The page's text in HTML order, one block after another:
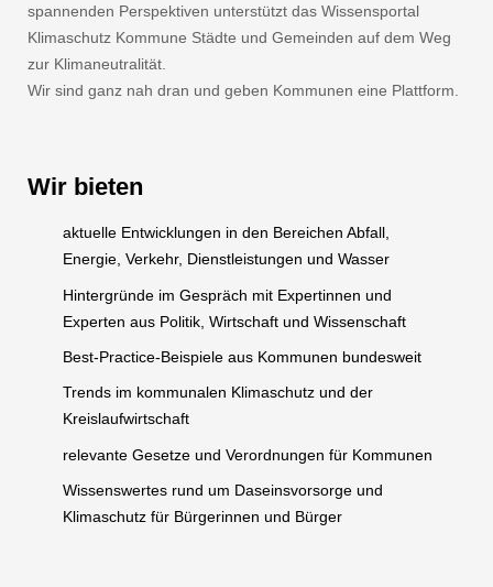
spannenden Perspektiven unterstützt das Wissensportal
Klimaschutz Kommune Städte und Gemeinden auf dem Weg
zur Klimaneutralität.
Wir sind ganz nah dran und geben Kommunen eine Plattform.
Wir bieten
aktuelle Entwicklungen in den Bereichen Abfall,
Energie, Verkehr, Dienstleistungen und Wasser
Hintergründe im Gespräch mit Expertinnen und
Experten aus Politik, Wirtschaft und Wissenschaft
Best-Practice-Beispiele aus Kommunen bundesweit
Trends im kommunalen Klimaschutz und der
Kreislaufwirtschaft
relevante Gesetze und Verordnungen für Kommunen
Wissenswertes rund um Daseinsvorsorge und
Klimaschutz für Bürgerinnen und Bürger